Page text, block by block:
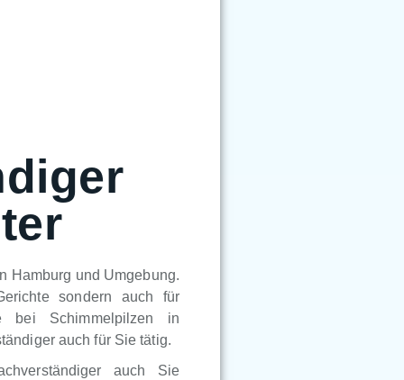
Hamburg und Umgebung.
sondern auch für
bei Schimmelpilzen in
auch für Sie tätig.
auch Sie